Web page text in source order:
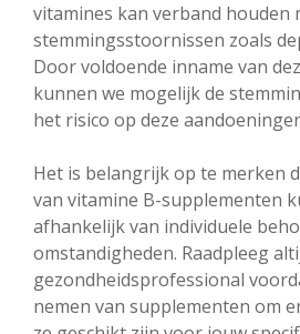
vitamines kan verband houden
stemmingsstoornissen zoals
Door voldoende inname van
kunnen we mogelijk de
het risico op deze
Het is belangrijk op te merken
van vitamine B-supplementen
afhankelijk van individuele
omstandigheden. Raadpleeg
gezondheidsprofessional
nemen van supplementen om